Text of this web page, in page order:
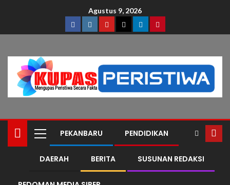
Agustus 9, 2026
PEKANBARU PENDIDIKAN
DAERAH BERITA SUSUNAN REDAKSI